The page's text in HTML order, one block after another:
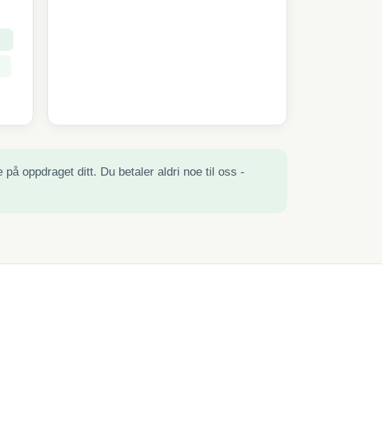
oppdraget ditt. Du betaler aldri noe til oss -